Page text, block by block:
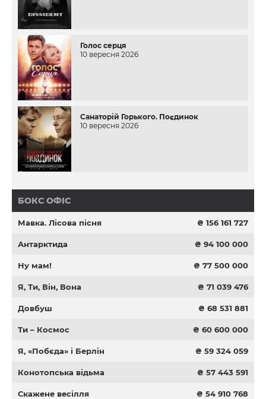
Голос серця
10 вересня 2026
Санаторій Горького. Поєдинок
10 вересня 2026
БОКС ОФІС
Мавка. Лісова пісня ₴ 156 161 727
Антарктида ₴ 94 100 000
Ну мам! ₴ 77 500 000
Я, Ти, Він, Вона ₴ 71 039 476
Довбуш ₴ 68 531 881
Ти – Космос ₴ 60 600 000
Я, «Побєда» і Берлін ₴ 59 324 059
Конотопська відьма ₴ 57 443 591
Скажене весілля ₴ 54 910 768